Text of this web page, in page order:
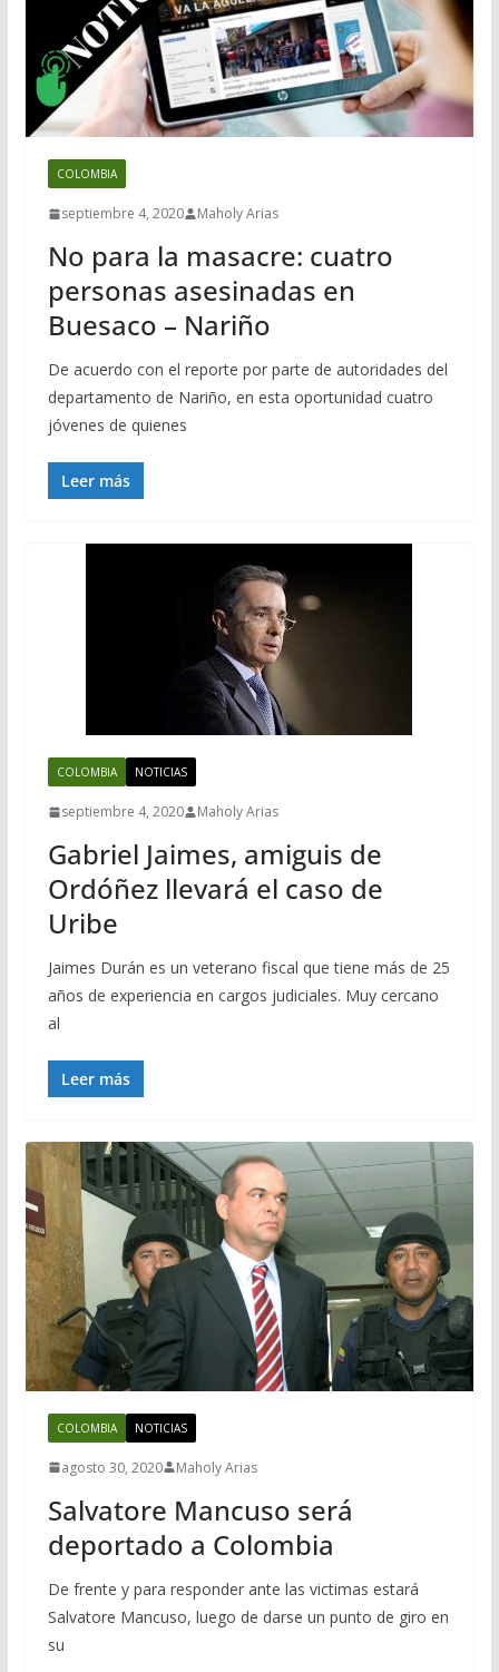
COLOMBIA
septiembre 4, 2020 Maholy Arias
No para la masacre: cuatro
personas asesinadas en
Buesaco – Nariño
De acuerdo con el reporte por parte de autoridades del
departamento de Nariño, en esta oportunidad cuatro
jóvenes de quienes
Leer más
COLOMBIA NOTICIAS
septiembre 4, 2020 Maholy Arias
Gabriel Jaimes, amiguis de
Ordóñez llevará el caso de
Uribe
Jaimes Durán es un veterano fiscal que tiene más de 25
años de experiencia en cargos judiciales. Muy cercano
al
Leer más
COLOMBIA NOTICIAS
agosto 30, 2020 Maholy Arias
Salvatore Mancuso será
deportado a Colombia
De frente y para responder ante las victimas estará
Salvatore Mancuso, luego de darse un punto de giro en
su